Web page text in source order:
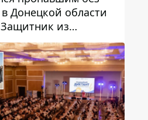
в Донецкой области
из
Антон